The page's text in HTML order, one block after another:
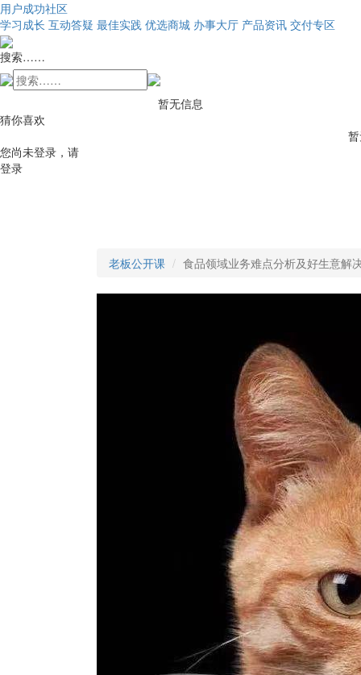
用户成功社区
学习成长 互动答疑 最佳实践 优选商城 办事大厅 产品资讯 交付专区
搜索……
暂无信息
猜你喜欢
您尚未登录，请
登录
老板公开课 食品领域业务难点分析及好生意解